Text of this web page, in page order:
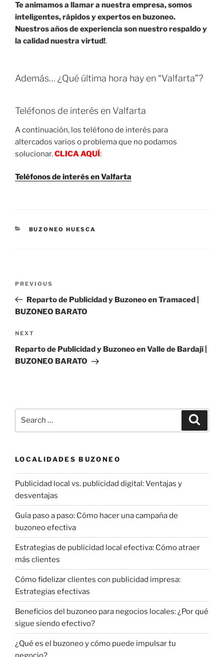
Te animamos a llamar a nuestra empresa, somos
inteligentes, rápidos y expertos en buzoneo.
Nuestros años de experiencia son nuestro respaldo y
la calidad nuestra virtud!.
Además… ¿Qué última hora hay en “Valfarta”?
Teléfonos de interés en Valfarta
A continuación, los teléfono de interés para
altercados varios o problema que no podamos
solucionar.CLICA AQUÍ:
Teléfonos de interés en Valfarta
CATEGORIES
BUZONEO HUESCA
Previous
Post
PREVIOUS
Reparto de Publicidad y Buzoneo en Tramaced |
BUZONEO BARATO
Next
Post
NEXT
Reparto de Publicidad y Buzoneo en Valle de Bardají |
BUZONEO BARATO
LOCALIDADES BUZONEO
Publicidad local vs. publicidad digital: Ventajas y
desventajas
Guía paso a paso: Cómo hacer una campaña de
buzoneo efectiva
Estrategias de publicidad local efectiva: Cómo atraer
más clientes
Cómo fidelizar clientes con publicidad impresa:
Estrategias efectivas
Beneficios del buzoneo para negocios locales: ¿Por qué
sigue siendo efectivo?
¿Qué es el buzoneo y cómo puede impulsar tu